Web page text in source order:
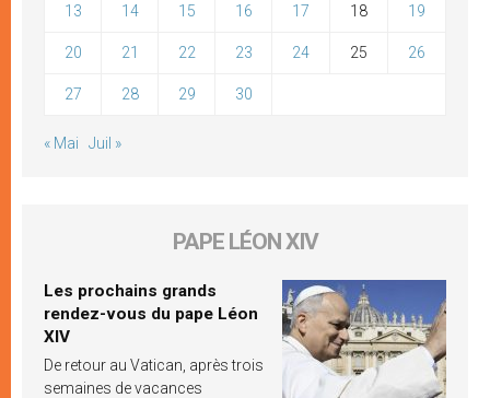
13 14 15 16 17 18 19
20 21 22 23 24 25 26
27 28 29 30
« Mai Juil »
PAPE LÉON XIV
Les prochains grands
rendez-vous du pape Léon
XIV
De retour au Vatican, après trois
semaines de vacances